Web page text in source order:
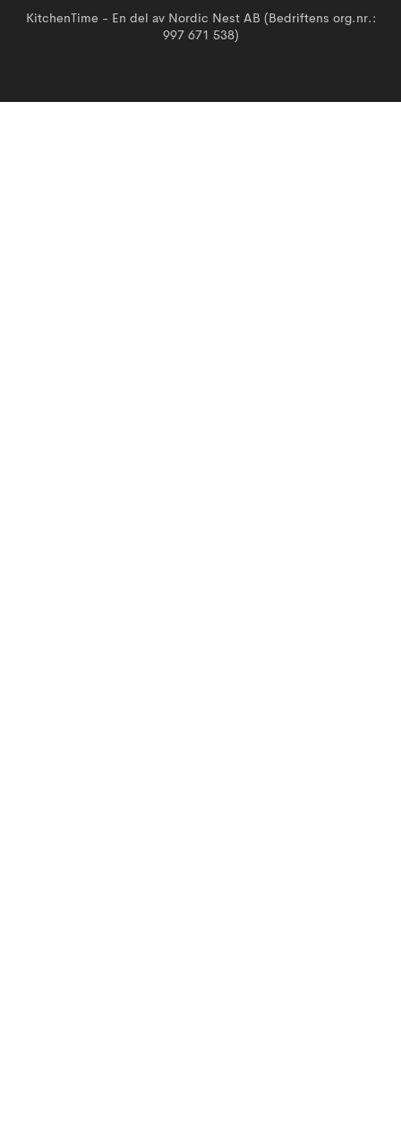
KitchenTime - En del av Nordic Nest AB (Bedriftens org.nr.:
997 671 538)